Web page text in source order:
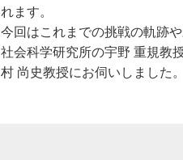
れます。
今回はこれまでの挑戦の軌跡や
社会科学研究所の宇野 重規教
村 尚史教授にお伺いしました。